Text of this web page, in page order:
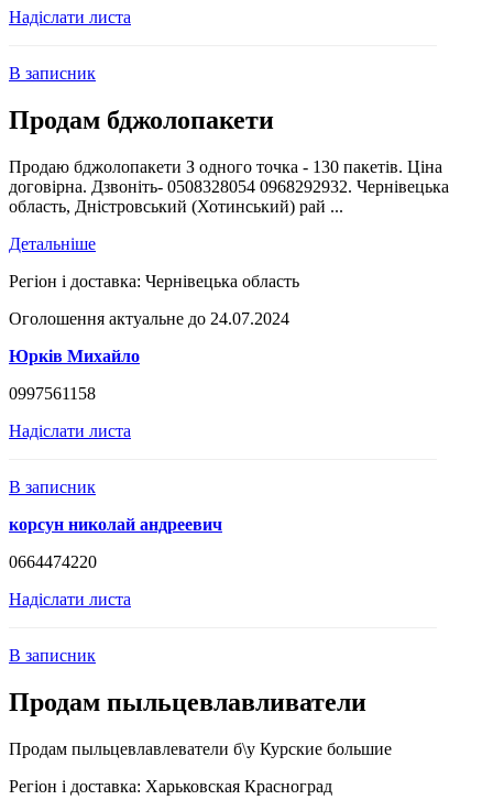
Надіслати листа
В записник
Продам бджолопакети
Продаю бджолопакети З одного точка - 130 пакетів. Ціна
договірна. Дзвоніть- 0508328054 0968292932. Чернівецька
область, Дністровський (Хотинський) рай ...
Детальніше
Регіон і доставка: Чернівецька область
Оголошення актуальне до 24.07.2024
Юрків Михайло
0997561158
Надіслати листа
В записник
корсун николай андреевич
0664474220
Надіслати листа
В записник
Продам пыльцевлавливатели
Продам пыльцевлавлеватели б\у Курские большие
Регіон і доставка: Харьковская Красноград